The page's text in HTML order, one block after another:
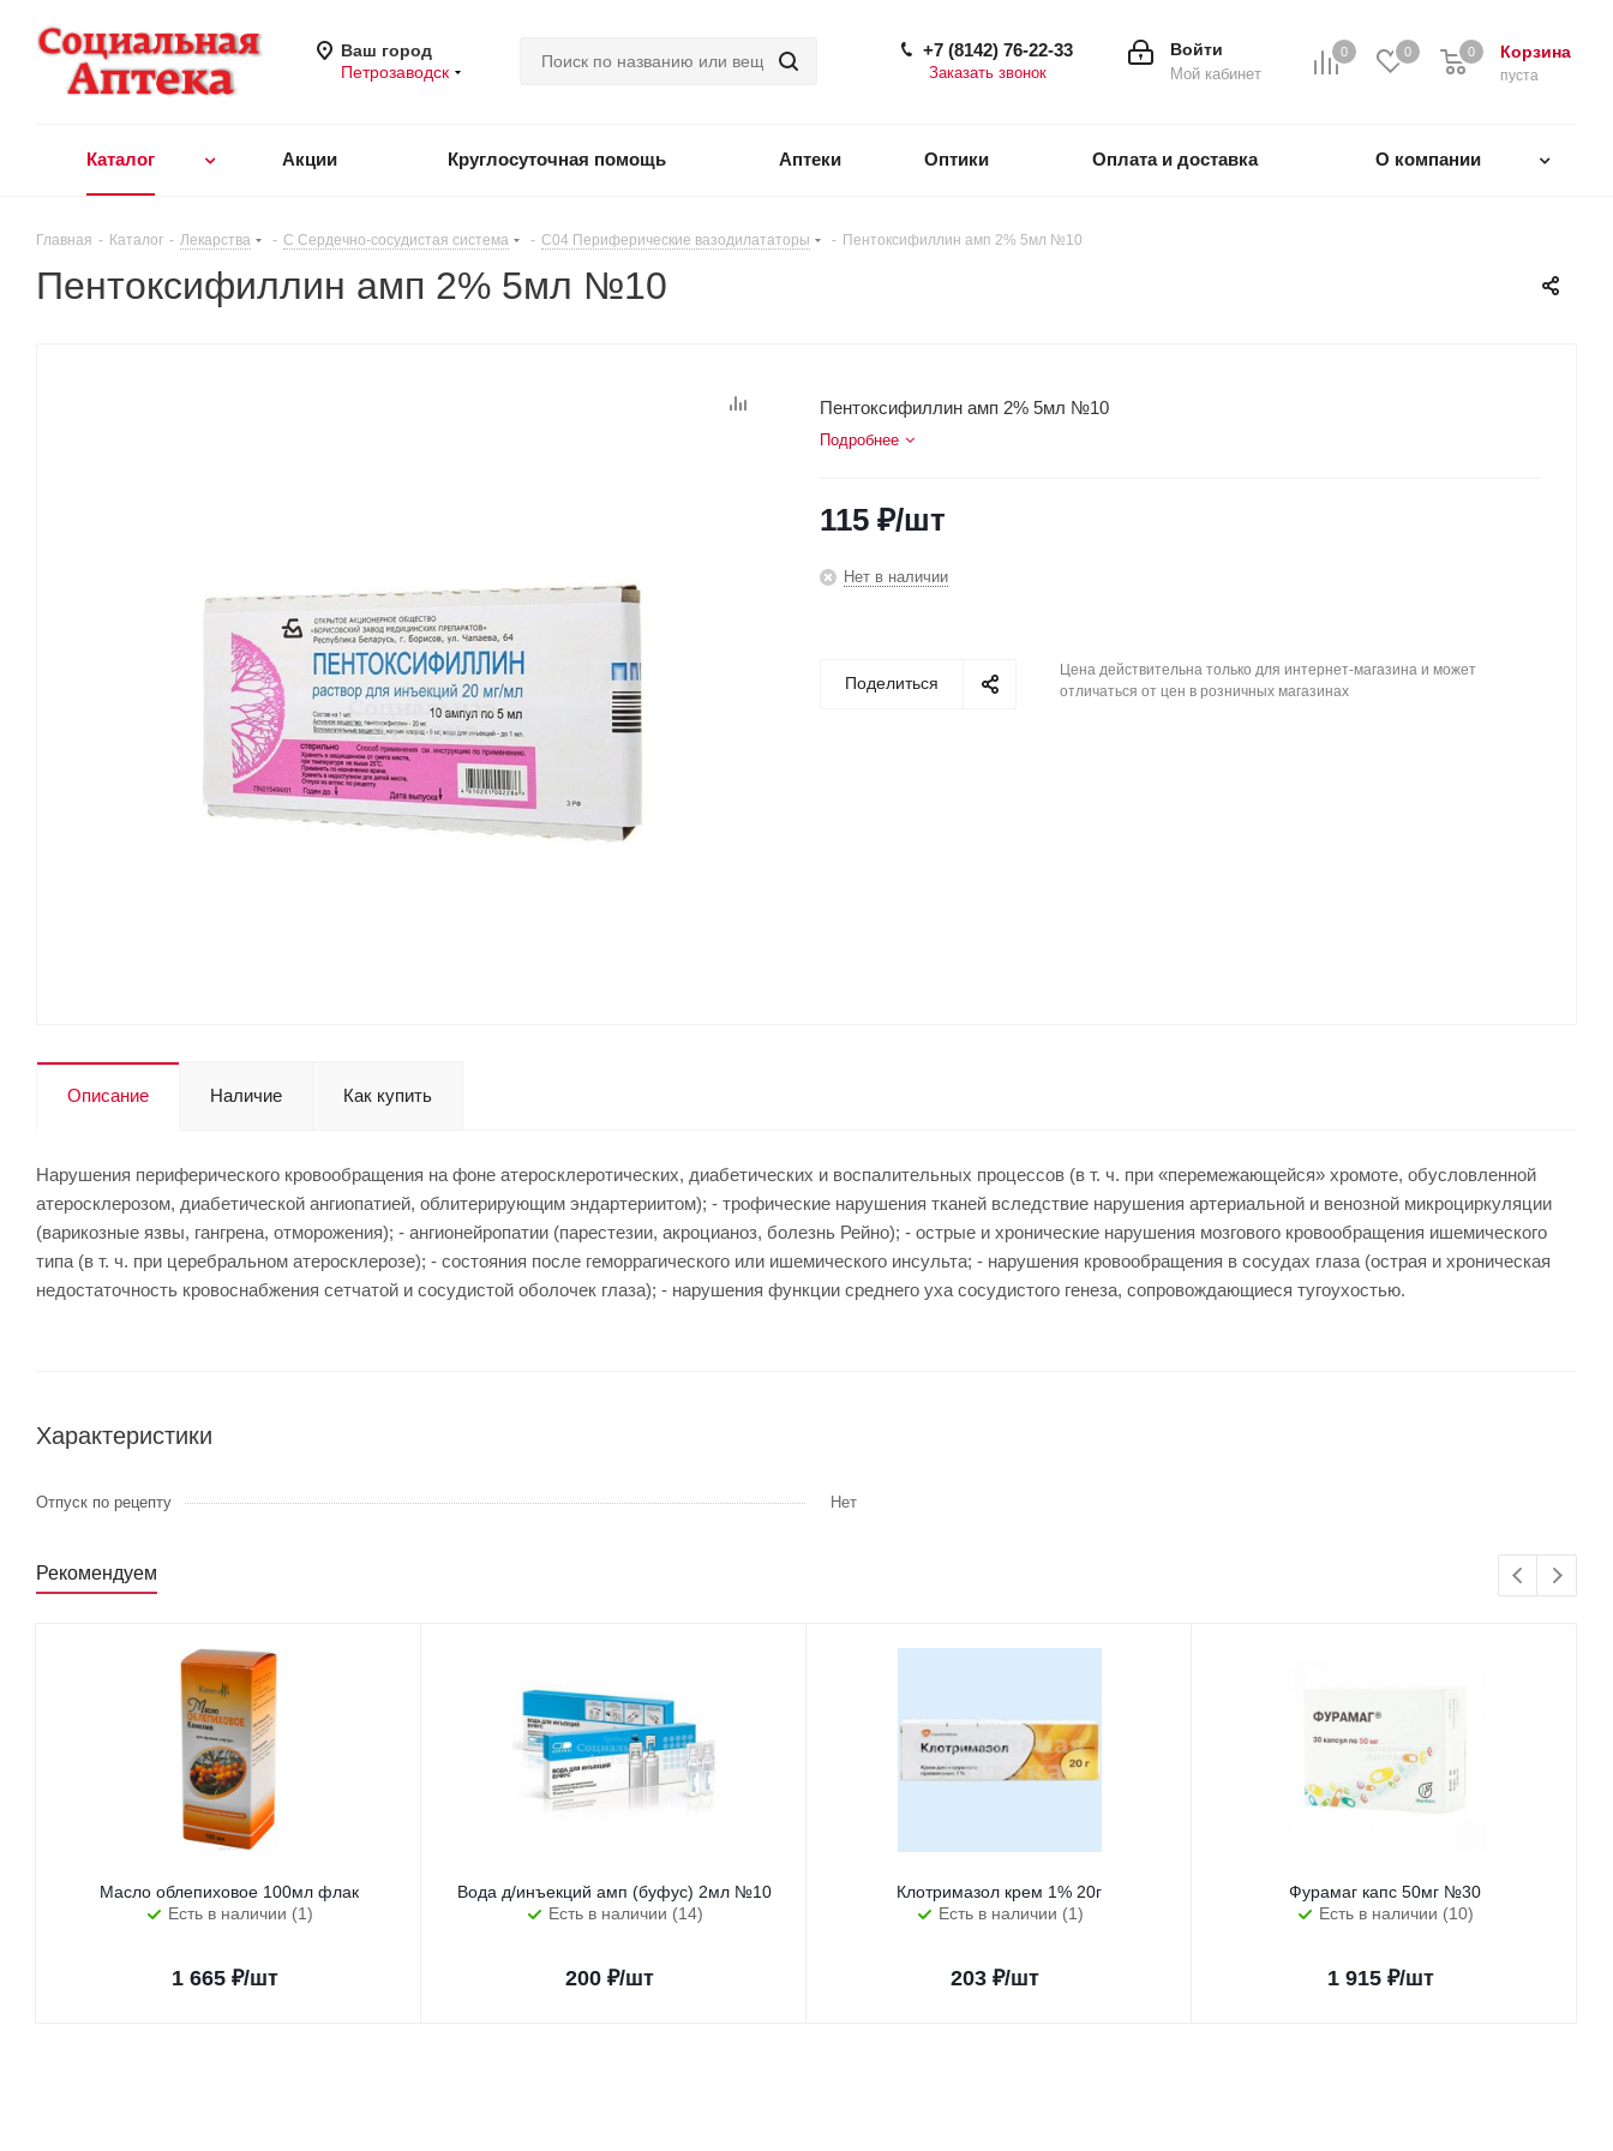
Ваш город
Петрозаводск
0 0 Корзина
0
пуста
0
Войти
Мой кабинет
+7 (8142) 76-22-33
Заказать звонок
Каталог Акции Круглосуточная помощь Аптеки Оптики Оплата и доставка О компании
Главная - Каталог - Лекарства - C Сердечно-сосудистая система - C04 Периферические вазодилататоры - Пентоксифиллин амп 2% 5мл №10
Пентоксифиллин амп 2% 5мл №10
Пентоксифиллин амп 2% 5мл №10
Подробнее
115 ₽/шт
Нет в наличии
Поделиться
Цена действительна только для интернет-магазина и может
отличаться от цен в розничных магазинах
Описание Наличие Как купить
Нарушения периферического кровообращения на фоне атеросклеротических, диабетических и воспалительных процессов (в т. ч. при «перемежающейся» хромоте, обусловленной
атеросклерозом, диабетической ангиопатией, облитерирующим эндартериитом); - трофические нарушения тканей вследствие нарушения артериальной и венозной микроциркуляции
(варикозные язвы, гангрена, отморожения); - ангионейропатии (парестезии, акроцианоз, болезнь Рейно); - острые и хронические нарушения мозгового кровообращения ишемического
типа (в т. ч. при церебральном атеросклерозе); - состояния после геморрагического или ишемического инсульта; - нарушения кровообращения в сосудах глаза (острая и хроническая
недостаточность кровоснабжения сетчатой и сосудистой оболочек глаза); - нарушения функции среднего уха сосудистого генеза, сопровождающиеся тугоухостью.
Характеристики
Отпуск по рецепту Нет
Рекомендуем
Масло облепиховое 100мл флак
Есть в наличии (1)
1 665₽/шт
Вода д/инъекций амп (буфус) 2мл №10
Есть в наличии (14)
200 ₽/шт
Клотримазол крем 1% 20г
Есть в наличии (1)
203 ₽/шт
Фурамаг капс 50мг №30
Есть в наличии (10)
1 915₽/шт